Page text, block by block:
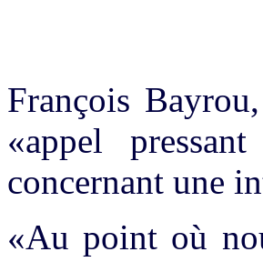
François
«appel
concernant une
«Au point où